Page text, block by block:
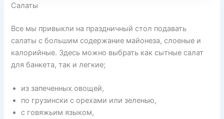
Салаты
Все мы привыкли на праздничный стол подавать
салаты с большим содержание майонеза, слоеные и
калорийные. Здесь можно выбрать как сытные салат
для банкета, так и легкие;
из запеченных овощей,
по грузински с орехами или зеленью,
с говяжьим языком,